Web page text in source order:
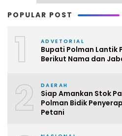
POPULAR POST
1 ADVETORIAL
Bupati Polman Lantik
Berikut Nama dan
2 DAERAH
Siap Amankan Stok
Polman Bidik
Petani